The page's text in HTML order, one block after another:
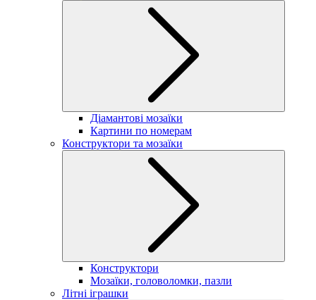
Діамантові мозаїки
Картини по номерам
Конструктори та мозаїки
Конструктори
Мозаїки, головоломки, пазли
Літні іграшки